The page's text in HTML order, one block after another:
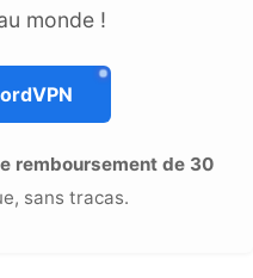
monde !
remboursement de 30
sans tracas.